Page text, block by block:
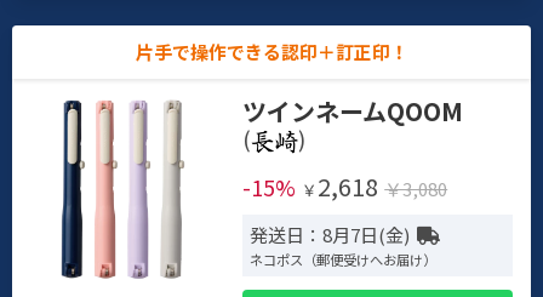
片手で操作できる認印＋訂正印！
ツインネームQOOM
(
)
-15% ￥ 2,618 ￥3,080
発送日：8月7日(金)
ネコポス（郵便受けへお届け）